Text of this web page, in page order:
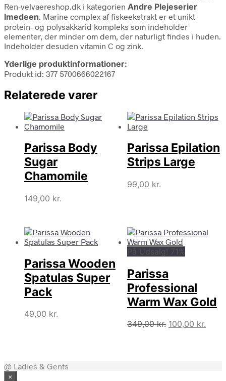
Ren-velvaereshop.dk i kategorien Andre Plejeserier
Imedeen. Marine complex af fiskeekstrakt er et unikt
protein- og polysakkarid kompleks som indeholder
elementer, der minder om dem, der naturligt findes i huden.
Indeholder desuden vitamin C og zink.
Yderlige produktinformationer:
Produkt id: 377 5700666022167
Relaterede varer
Parissa Body
Sugar
Chamomile
149,00 kr.
Parissa Epilation
Strips Large
99,00 kr.
Parissa Wooden
Spatulas Super
Pack
49,00 kr.
På Udsalg! 71%
Parissa
Professional
Warm Wax Gold
349,00kr. Den
100,00 kr.
@ Ladies & Gents
×